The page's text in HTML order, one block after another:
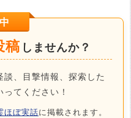
稿 しませんか？
、目撃情報、探索した
てください！
ほぼ実話に掲載されます。